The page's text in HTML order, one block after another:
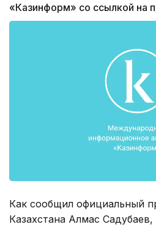
«Казинформ» со ссылкой на
Как сообщил официальный
Казахстана Алмас